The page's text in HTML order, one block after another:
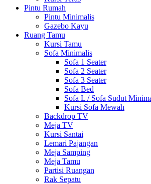
Pintu Rumah
Pintu Minimalis
Gazebo Kayu
Ruang Tamu
Kursi Tamu
Sofa Minimalis
Sofa 1 Seater
Sofa 2 Seater
Sofa 3 Seater
Sofa Bed
Sofa L / Sofa Sudut
Kursi Sofa Mewah
Backdrop TV
Meja TV
Kursi Santai
Lemari Pajangan
Meja Samping
Meja Tamu
Partisi Ruangan
Rak Sepatu